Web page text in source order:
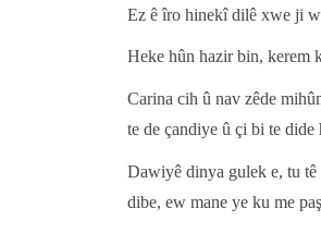
Ez ê îro hinekî dilê xwe ji
Heke hûn hazir bin, kerem
Carina cih û nav zêde
te de çandiye û çi bi te dide
Dawiyê dinya gulek e, tu
dibe, ew mane ye ku me